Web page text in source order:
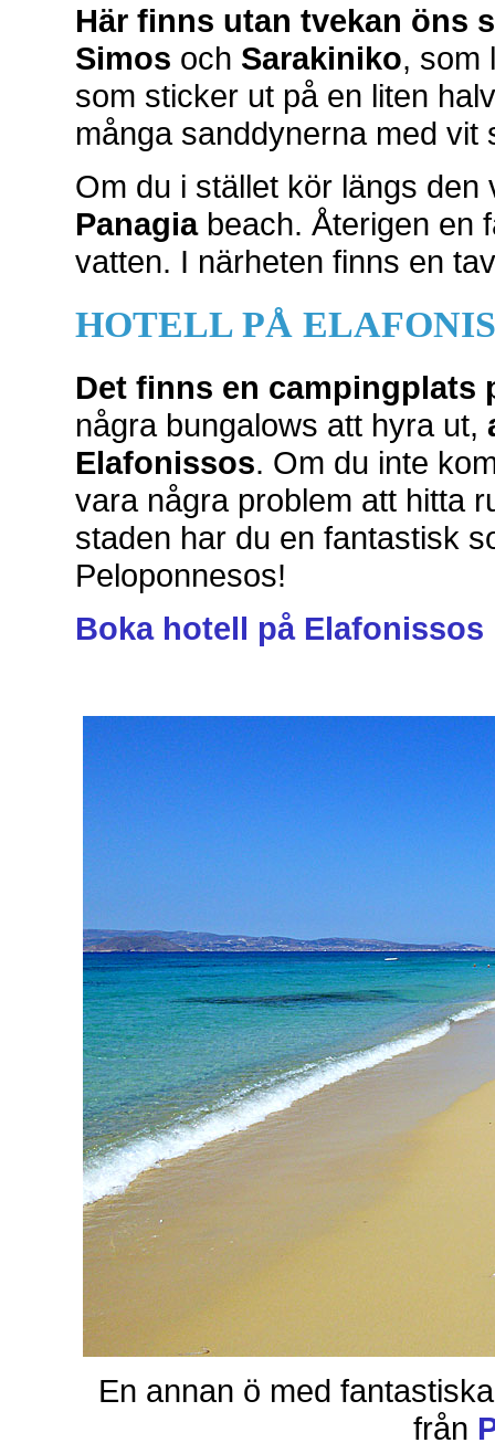
Här finns utan tvekan öns
Simos och Sarakiniko, som
som sticker ut på en liten
många sanddynerna med vit
Om du i stället kör längs
Panagiabeach. Återigen en
vatten. I närheten finns en
HOTELL PÅ
Det finns en campingplats
några bungalows att hyra ut,
Elafonissos. Om du inte
vara några problem att hitta
staden har du en fantastisk
Peloponnesos!
Boka hotell på Elafonissos
En annan ö med
från